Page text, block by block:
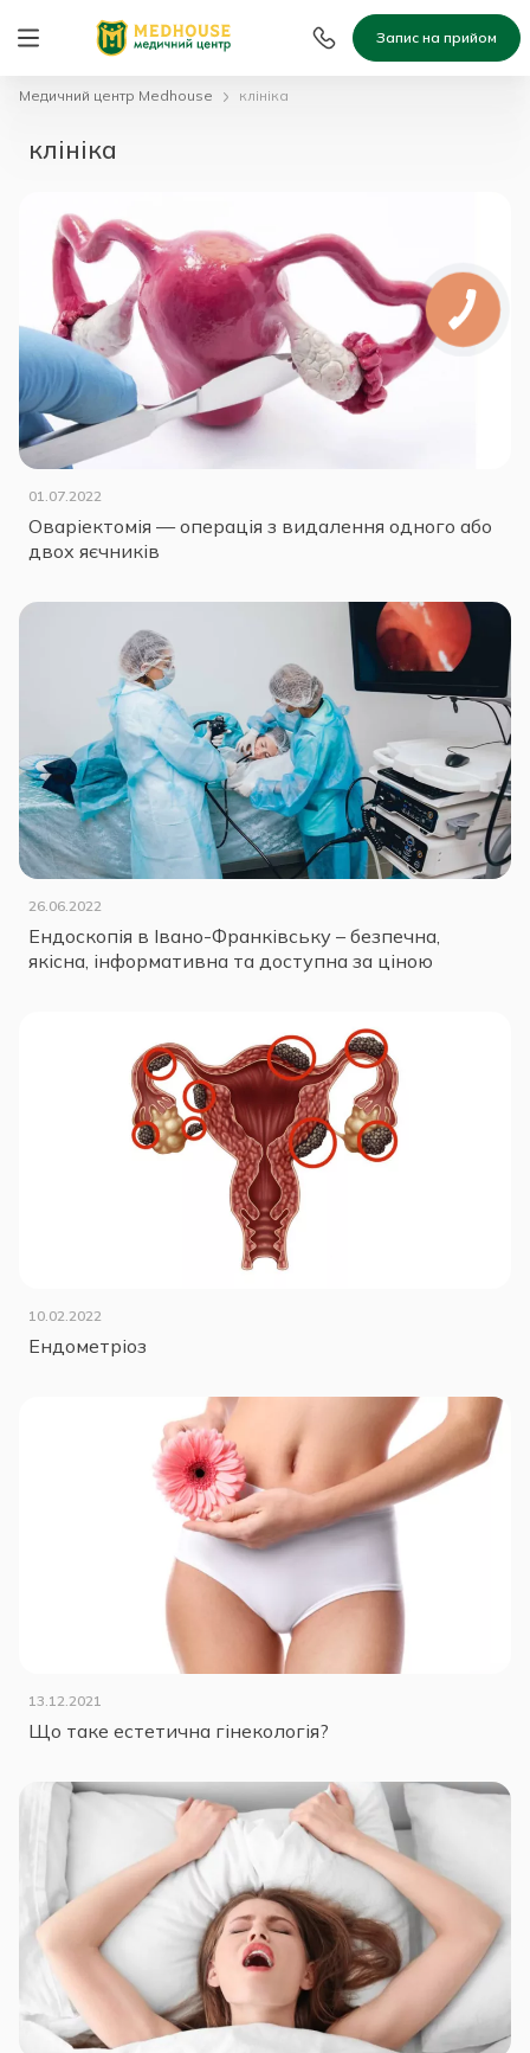
Запис на прийом
Медичний центр Medhouse клініка
клініка
01.07.2022
Оваріектомія — операція з видалення одного або
двох яєчників
26.06.2022
Ендоскопія в Івано-Франківську – безпечна,
якісна, інформативна та доступна за ціною
10.02.2022
Ендометріоз
13.12.2021
Що таке естетична гінекологія?